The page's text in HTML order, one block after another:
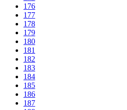
176
177
178
179
180
181
182
183
184
185
186
187